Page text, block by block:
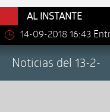
AL INSTANTE
14-09-2018 16:43
Noticias del 13-2-